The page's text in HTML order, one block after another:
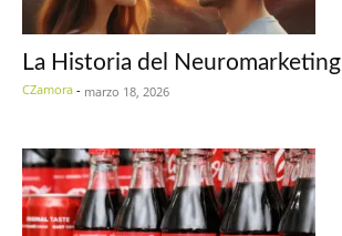
La Historia del Neuromarketing
CZamora - marzo 18, 2026